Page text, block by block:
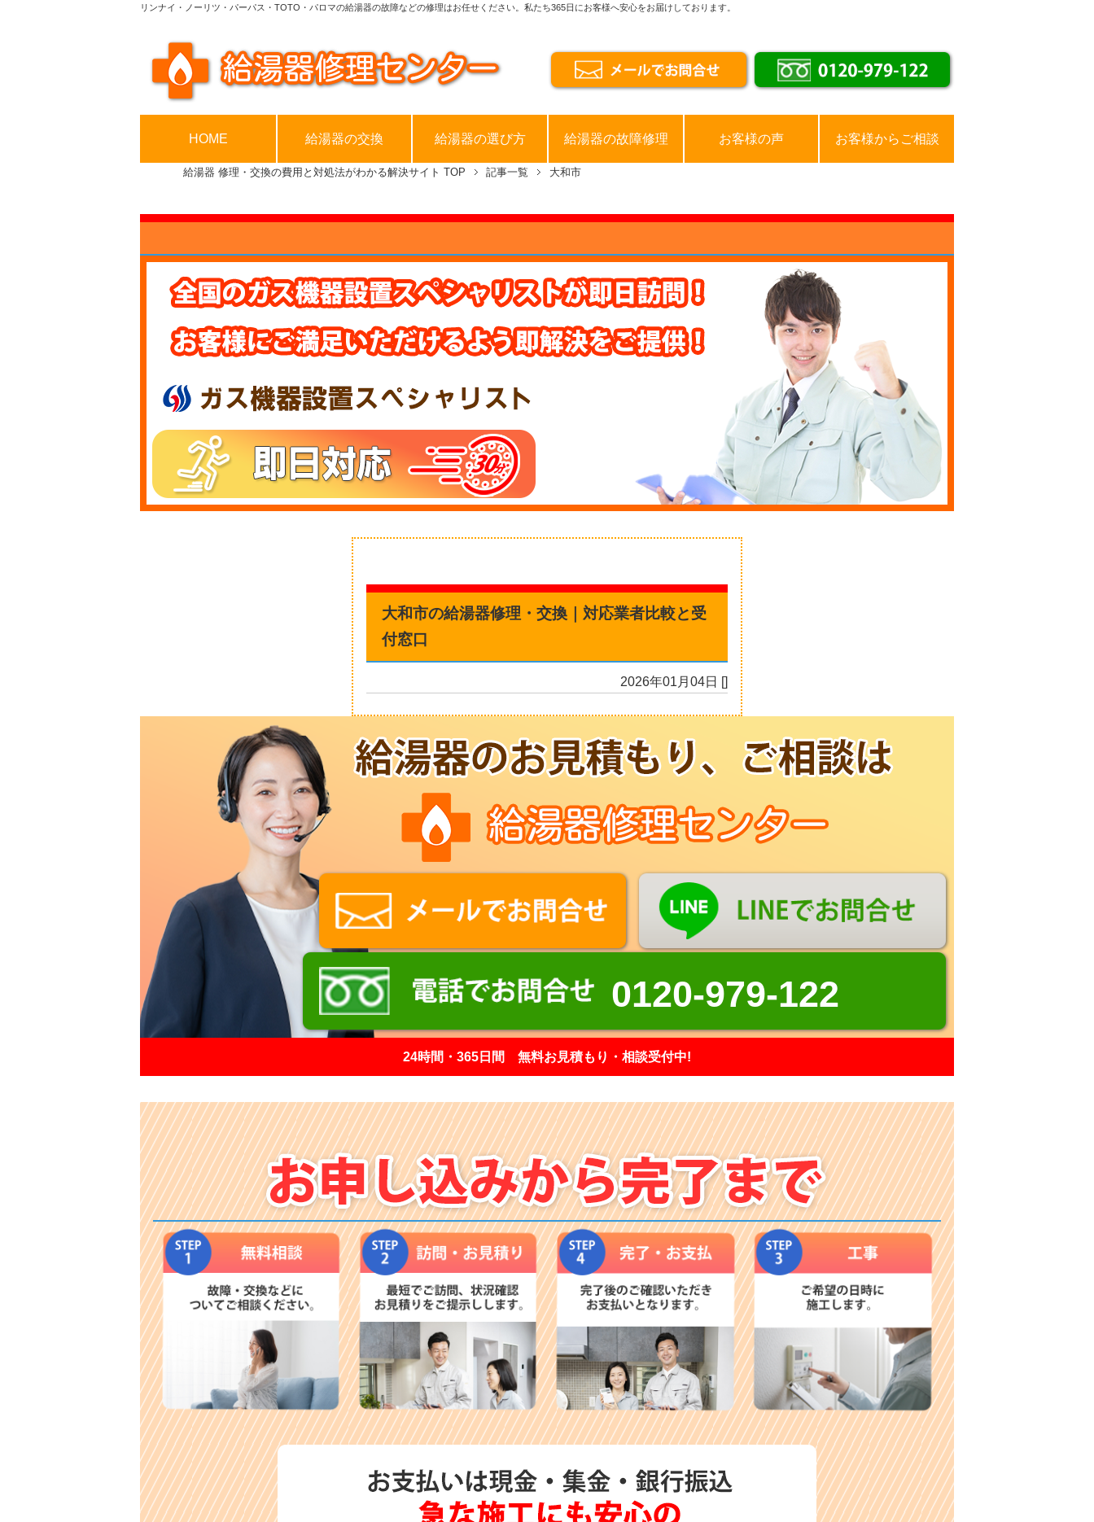
リンナイ・ノーリツ・パーパス・TOTO・パロマの給湯器の故障などの修理はお任せください。私たち365日にお客様へ安心をお届けしております。
HOME 給湯器の交換 給湯器の選び方 給湯器の故障修理 お客様の声 お客様からご相談
給湯器 修理・交換の費用と対処法がわかる解決サイト TOP 記事一覧 大和市
大和市の給湯器修理・交換｜対応業者比較と受
付窓口
2026年01月04日 []
0120-979-122
24時間・365日間 無料お見積もり・相談受付中!